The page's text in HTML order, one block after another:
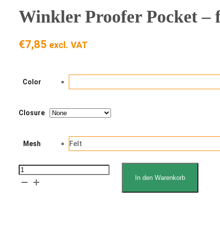
Winkler Proofer Pocket –
€7,85 excl. VAT
Color
Closure
Mesh Felt
Winkler
Proofer
In den Warenkorb